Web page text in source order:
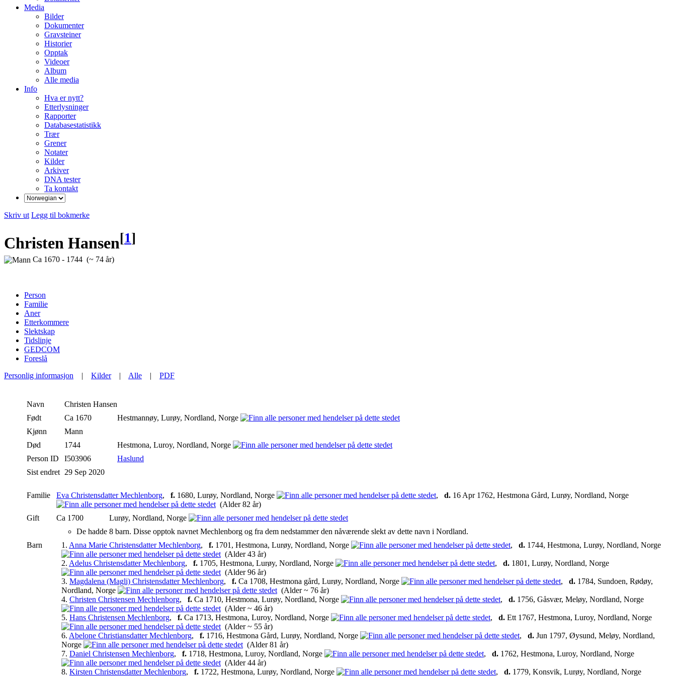
Media
Bilder
Dokumenter
Gravsteiner
Historier
Opptak
Videoer
Album
Alle media
Info
Hva er nytt?
Etterlysninger
Rapporter
Databasestatistikk
Trær
Grener
Notater
Kilder
Arkiver
DNA tester
Ta kontakt
Skriv ut Legg til bokmerke
Christen Hansen[1]
Ca 1670 - 1744 (~ 74 år)
Person
Familie
Aner
Etterkommere
Slektskap
Tidslinje
GEDCOM
Foreslå
Personlig informasjon | Kilder| Alle | PDF
Navn Christen Hansen
Født
Ca 1670
Hestmannøy, Lurøy, Nordland, Norge
Kjønn
Mann
Død
1744
Hestmona, Luroy, Nordland, Norge
Person ID
I503906
Haslund
Sist endret 29 Sep 2020
Familie Eva Christensdatter Mechlenborg, f. 1680, Lurøy, Nordland, Norge , d. 16 Apr 1762, Hestmona Gård, Lurøy, Nordland, Norge
(Alder 82 år)
Gift
Ca 1700
Lurøy, Nordland, Norge
De hadde 8 barn. Disse opptok navnet Mechlenborg og fra dem nedstammer den nåværende slekt av dette navn i Nordland.
Barn
1. Anna Marie Christensdatter Mechlenborg, f. 1701, Hestmona, Lurøy, Nordland, Norge , d. 1744, Hestmona, Lurøy, Nordland, Norge
(Alder 43 år)
2. Adelus Christensdatter Mechlenborg, f. 1705, Hestmona, Lurøy, Nordland, Norge , d. 1801, Lurøy, Nordland, Norge
(Alder 96 år)
3. Magdalena (Magli) Christensdatter Mechlenborg, f. Ca 1708, Hestmona gård, Lurøy, Nordland, Norge , d. 1784, Sundoen, Rødøy,
Nordland, Norge
(Alder ~ 76 år)
4. Christen Christensen Mechlenborg, f. Ca 1710, Hestmona, Lurøy, Nordland, Norge , d. 1756, Gåsvær, Meløy, Nordland, Norge
(Alder ~ 46 år)
5. Hans Christensen Mechlenborg, f. Ca 1713, Hestmona, Luroy, Nordland, Norge , d. Ett 1767, Hestmona, Luroy, Nordland, Norge
(Alder ~ 55 år)
6. Abelone Christiansdatter Mechlenborg, f. 1716, Hestmona Gård, Lurøy, Nordland, Norge , d. Jun 1797, Øysund, Meløy, Nordland,
Norge
(Alder 81 år)
7. Daniel Christensen Mechlenborg, f. 1718, Hestmona, Luroy, Nordland, Norge , d. 1762, Hestmona, Luroy, Nordland, Norge
(Alder 44 år)
8. Kirsten Christensdatter Mechlenborg, f. 1722, Hestmona, Lurøy, Nordland, Norge , d. 1779, Konsvik, Lurøy, Nordland, Norge